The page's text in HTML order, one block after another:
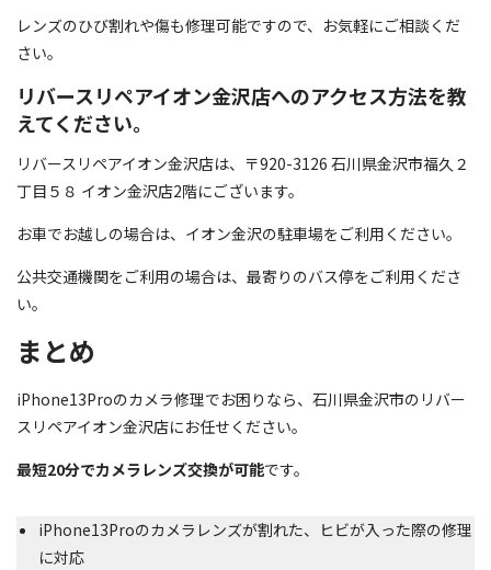
レンズのひび割れや傷も修理可能ですので、お気軽にご相談くだ
さい。
リバースリペアイオン金沢店へのアクセス方法を教
えてください。
リバースリペアイオン金沢店は、〒920-3126 石川県金沢市福久２
丁目５８ イオン金沢店2階にございます。
お車でお越しの場合は、イオン金沢の駐車場をご利用ください。
公共交通機関をご利用の場合は、最寄りのバス停をご利用くださ
い。
まとめ
iPhone13Proのカメラ修理でお困りなら、石川県金沢市のリバー
スリペアイオン金沢店にお任せください。
最短20分でカメラレンズ交換が可能です。
iPhone13Proのカメラレンズが割れた、ヒビが入った際の修理
に対応